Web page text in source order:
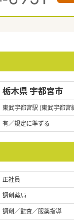
栃木県 宇都宮市
東武宇都宮駅 (東武宇都宮
有／規定に準ずる
正社員
調剤薬局
調剤／監査／服薬指導